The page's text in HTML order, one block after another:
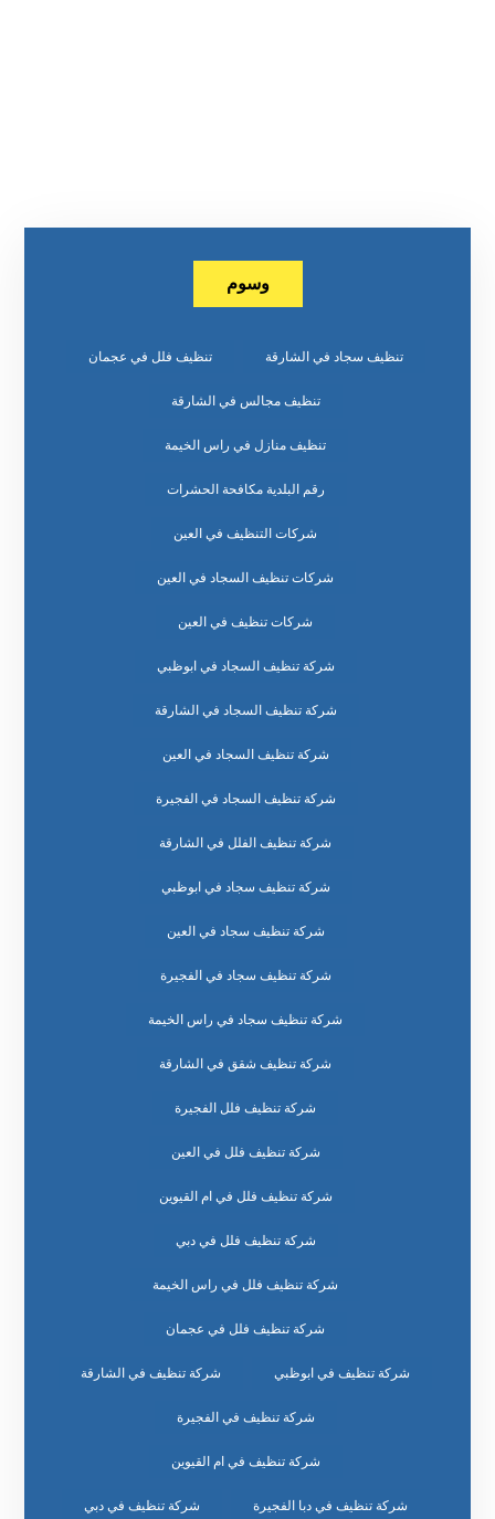
وسوم
تنظيف سجاد في الشارقة تنظيف فلل في عجمان
تنظيف مجالس في الشارقة
تنظيف منازل في راس الخيمة
رقم البلدية مكافحة الحشرات
شركات التنظيف في العين
شركات تنظيف السجاد في العين
شركات تنظيف في العين
شركة تنظيف السجاد في ابوظبي
شركة تنظيف السجاد في الشارقة
شركة تنظيف السجاد في العين
شركة تنظيف السجاد في الفجيرة
شركة تنظيف الفلل في الشارقة
شركة تنظيف سجاد في ابوظبي
شركة تنظيف سجاد في العين
شركة تنظيف سجاد في الفجيرة
شركة تنظيف سجاد في راس الخيمة
شركة تنظيف شقق في الشارقة
شركة تنظيف فلل الفجيرة
شركة تنظيف فلل في العين
شركة تنظيف فلل في ام القيوين
شركة تنظيف فلل في دبي
شركة تنظيف فلل في راس الخيمة
شركة تنظيف فلل في عجمان
شركة تنظيف في ابوظبي شركة تنظيف في الشارقة
شركة تنظيف في الفجيرة
شركة تنظيف في ام القيوين
شركة تنظيف في دبا الفجيرة شركة تنظيف في دبي